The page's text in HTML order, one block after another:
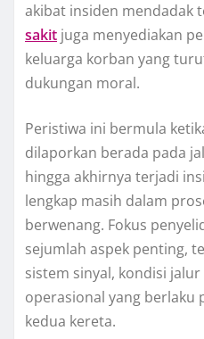
akibat insiden mendadak
sakit juga menyediakan
keluarga korban yang
dukungan moral.
Peristiwa ini bermula
dilaporkan berada pada
hingga akhirnya terjadi
lengkap masih dalam
berwenang. Fokus
sejumlah aspek penting,
sistem sinyal, kondisi
operasional yang berlaku
kedua kereta.